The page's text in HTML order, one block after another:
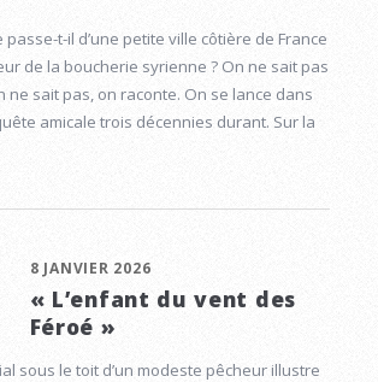
passe-t-il d’une petite ville côtière de France
de la boucherie syrienne ? On ne sait pas
ne sait pas, on raconte. On se lance dans
amicale trois décennies durant. Sur la
8 JANVIER 2026
« L’enfant du vent des
Féroé »
sous le toit d’un modeste pêcheur illustre